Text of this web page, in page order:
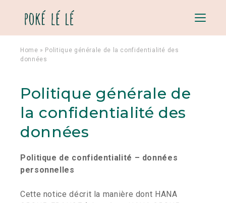
Menu
Home » Politique générale de la confidentialité des
données
Politique générale de
la confidentialité des
données
Politique de confidentialité – données
personnelles
Cette notice décrit la manière dont HANA